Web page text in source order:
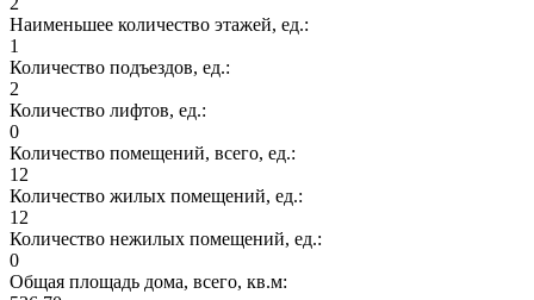
Наименьшее количество этажей, ед.:
1
Количество подъездов, ед.:
2
Количество лифтов, ед.:
0
Количество помещений, всего, ед.:
12
Количество жилых помещений, ед.:
12
Количество нежилых помещений, ед.:
0
Общая площадь дома, всего, кв.м: